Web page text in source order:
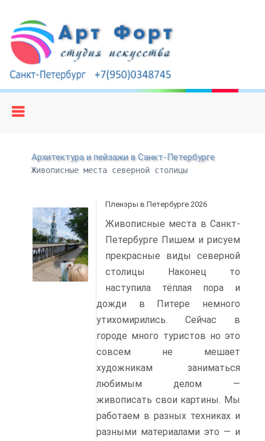
Архитектура и пейзажи в Санкт-Петербурге
Живописные места северной столицы
Пленэры в Петербурге 2026
Живописные места в Санкт-
Петербурге Пишем и рисуем
прекрасные виды северной
столицы Наконец то
наступила тёплая пора и
дожди в Питере немного
утихомирились. Сейчас в
городе много туристов но это
совсем не мешает
художникам заниматься
любимым делом —
живописать свои картины. Мы
работаем в разных техниках и
разными материалами это — и